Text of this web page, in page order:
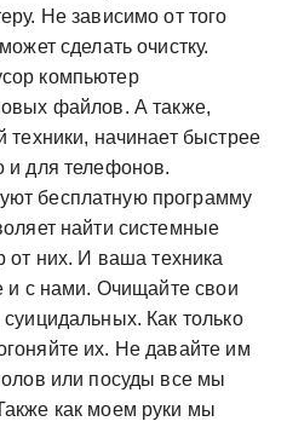
Не зависимо от того
сделать очистку.
компьютер
файлов. А также,
техники, начинает быстрее
и для телефонов.
бесплатную программу
найти системные
от них. И ваша техника
и с нами. Очищайте свои
Как только
их. Не давайте им
или посуды все мы
как моем руки мы